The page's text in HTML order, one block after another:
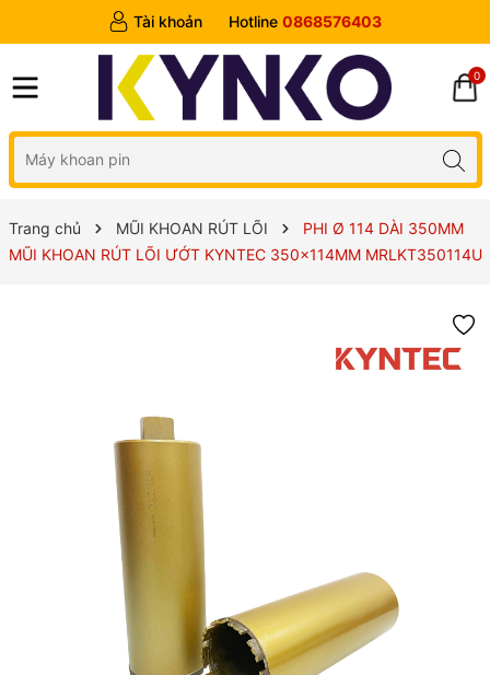
Tài khoản Hotline 0868576403
0
Trang chủ MŨI KHOAN RÚT LÕI
PHI Ø 114 DÀI 350MM
MŨI KHOAN RÚT LÕI ƯỚT KYNTEC 350x114MM MRLKT350114U